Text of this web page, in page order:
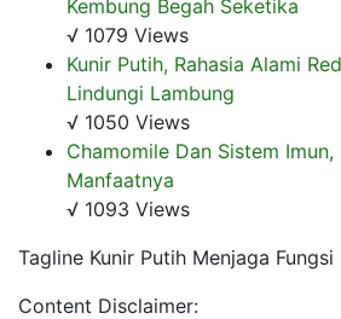
Kembung Begah Seketika
√ 1079 Views
Kunir Putih, Rahasia Alami
Lindungi Lambung
√ 1050 Views
Chamomile Dan Sistem
Manfaatnya
√ 1093 Views
Tagline Kunir Putih Menjaga Fungsi
Content Disclaimer: